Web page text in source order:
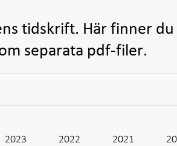
tidskrift. Här finner du
separata pdf-filer.
2023 2022 2021